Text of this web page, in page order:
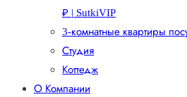
₽ | SutkiVIP
3-комнатные квартиры
Студия
Коттедж
О Компании